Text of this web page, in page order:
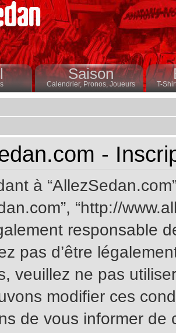
Saison
Calendrier,Pronos, Joueurs T-
-
à
“http://
responsable
pas d’être
veuillez ne pas
modifier ces
de vous informer